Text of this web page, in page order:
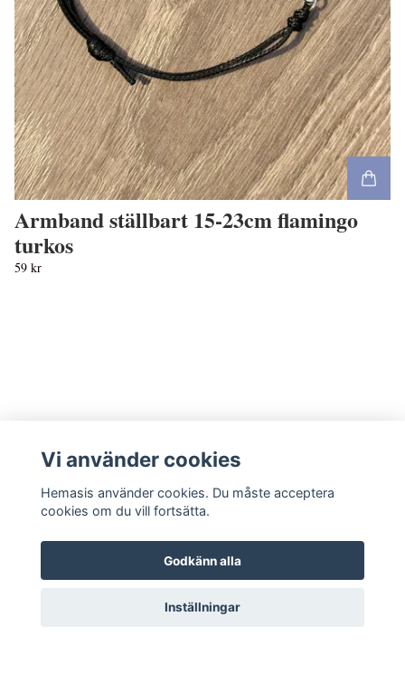
Armband ställbart 15-23cm flamingo
turkos
59 kr
Kontakta oss
Vi använder cookies
Hemasis använder cookies. Du måste acceptera
cookies om du vill fortsätta.
Godkänn alla
Inställningar